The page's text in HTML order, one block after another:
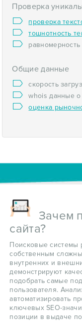
Проверка
проверка
тошнотность
Общие данные
скорость
whois данные
оценка
Зачем
сайта?
Поисковые системы
собственным
внутренних и
демонстрируют
подобрать самые
пользователя.
автоматизировать
ключевых SEO-
позиции в выдаче